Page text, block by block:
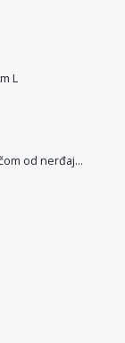
L
Višeredna kožna narukvica sa kopčom od nerđajućeg čelika L-XL